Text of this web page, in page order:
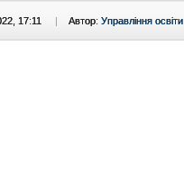
17:11 | Автор: Управління освіти